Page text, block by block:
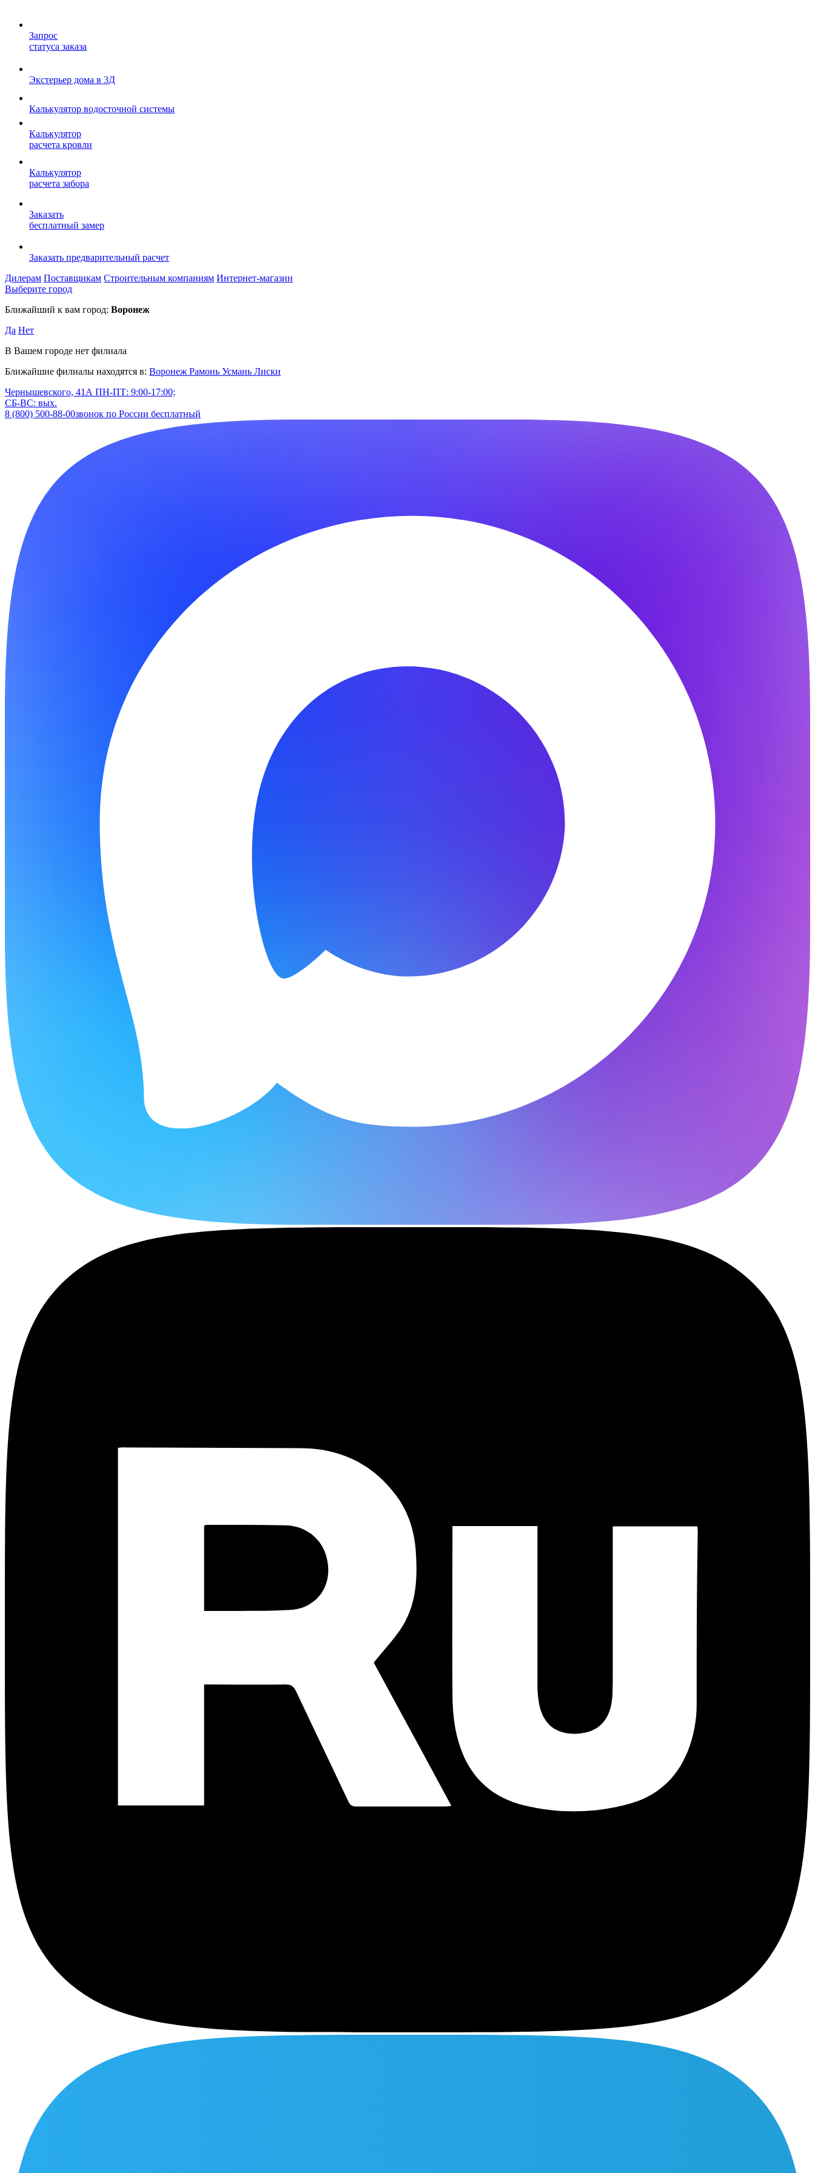
Запрос
статуса заказа
Экстерьер дома в 3Д
Калькулятор водосточной системы
Калькулятор
расчета кровли
Калькулятор
расчета забора
Заказать
бесплатный замер
Заказать предварительный расчет
Дилерам Поставщикам Строительным компаниям Интернет-магазин
Выберите город
Ближайший к вам город: Воронеж
Да Нет
В Вашем городе нет филиала
Ближайшие филиалы находятся в: Воронеж Рамонь Усмань Лиски
Чернышевского, 41А ПН-ПТ: 9:00-17:00;
СБ-ВС: вых.
8 (800) 500-88-00звонок по России бесплатный